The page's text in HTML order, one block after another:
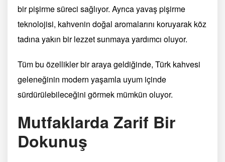
bir pişirme süreci sağlıyor. Ayrıca yavaş pişirme
teknolojisi, kahvenin doğal aromalarını koruyarak köz
tadına yakın bir lezzet sunmaya yardımcı oluyor.
Tüm bu özellikler bir araya geldiğinde, Türk kahvesi
geleneğinin modern yaşamla uyum içinde
sürdürülebileceğini görmek mümkün oluyor.
Mutfaklarda Zarif Bir
Dokunuş